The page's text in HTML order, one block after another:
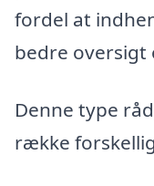
fordel at
bedre oversigt
Denne type
række